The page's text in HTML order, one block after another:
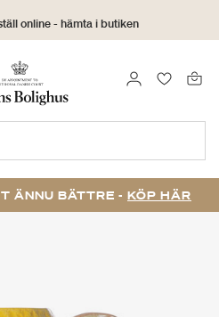
online - hämta i butiken
returrätt
LOGGA IN
ÄNNU BÄTTRE - KÖP HÄR